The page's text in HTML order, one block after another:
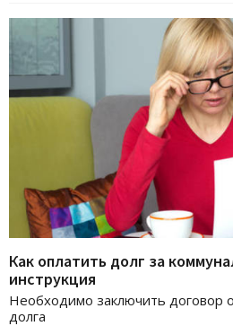
Как оплатить долг за
инструкция
Необходимо заключить договор
долга